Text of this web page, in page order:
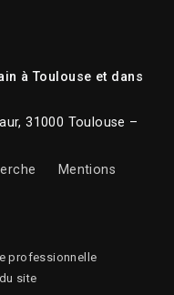
à Toulouse et dans
31000 Toulouse –
Mentions
professionnelle
site